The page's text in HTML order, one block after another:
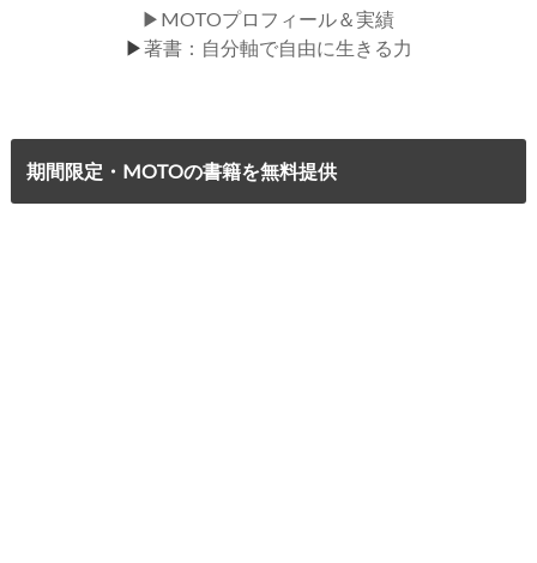
▶MOTOプロフィール＆実績
▶著書：自分軸で自由に生きる力
期間限定・MOTOの書籍を無料提供